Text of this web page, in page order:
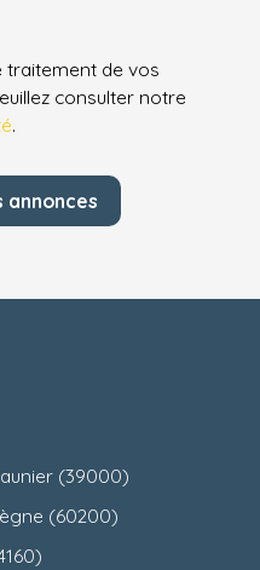
traitement de vos
consulter notre
.
annonces
(39000)
(60200)